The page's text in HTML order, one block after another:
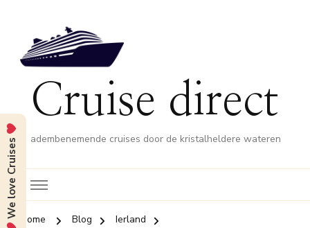
Cruise direct
adembenemende cruises door de kristalheldere wateren
Home Blog
Ierland
We love Cruises